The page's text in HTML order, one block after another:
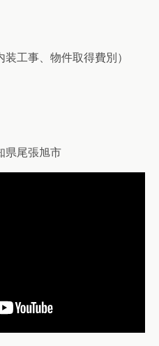
工事、物件取得費別）
県尾張旭市